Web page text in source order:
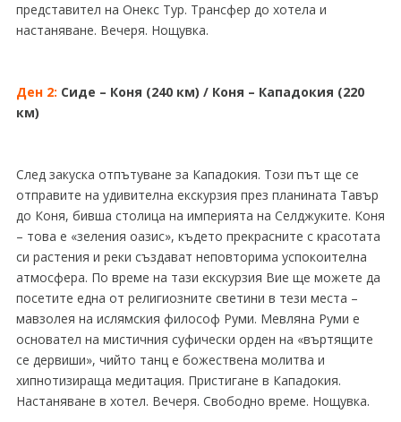
представител на Онекс Тур. Трансфер до хотела и
настаняване. Вечеря. Нощувка.
Ден 2: Сиде – Коня (240 км) / Коня – Кападокия (220
км)
След закуска отпътуване за Кападокия. Този път ще се
отправите на удивителна екскурзия през планината Тавър
до Коня, бивша столица на империята на Селджуките. Коня
– това е «зеления оазис», където прекрасните с красотата
си растения и реки създават неповторима успокоителна
атмосфера. По време на тази екскурзия Вие ще можете да
посетите една от религиозните светини в тези места –
мавзолея на ислямския философ Руми. Мевляна Руми е
основател на мистичния суфически орден на «въртящите
се дервиши», чийто танц е божествена молитва и
хипнотизираща медитация. Пристигане в Кападокия.
Настаняване в хотел. Вечеря. Свободно време. Нощувка.